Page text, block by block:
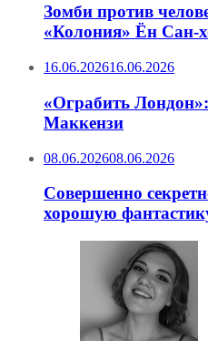
Зомби против
«Колония» Ён Сан-
16.06.202616.06.2026
«Ограбить
Маккензи
08.06.202608.06.2026
Совершенно
хорошую